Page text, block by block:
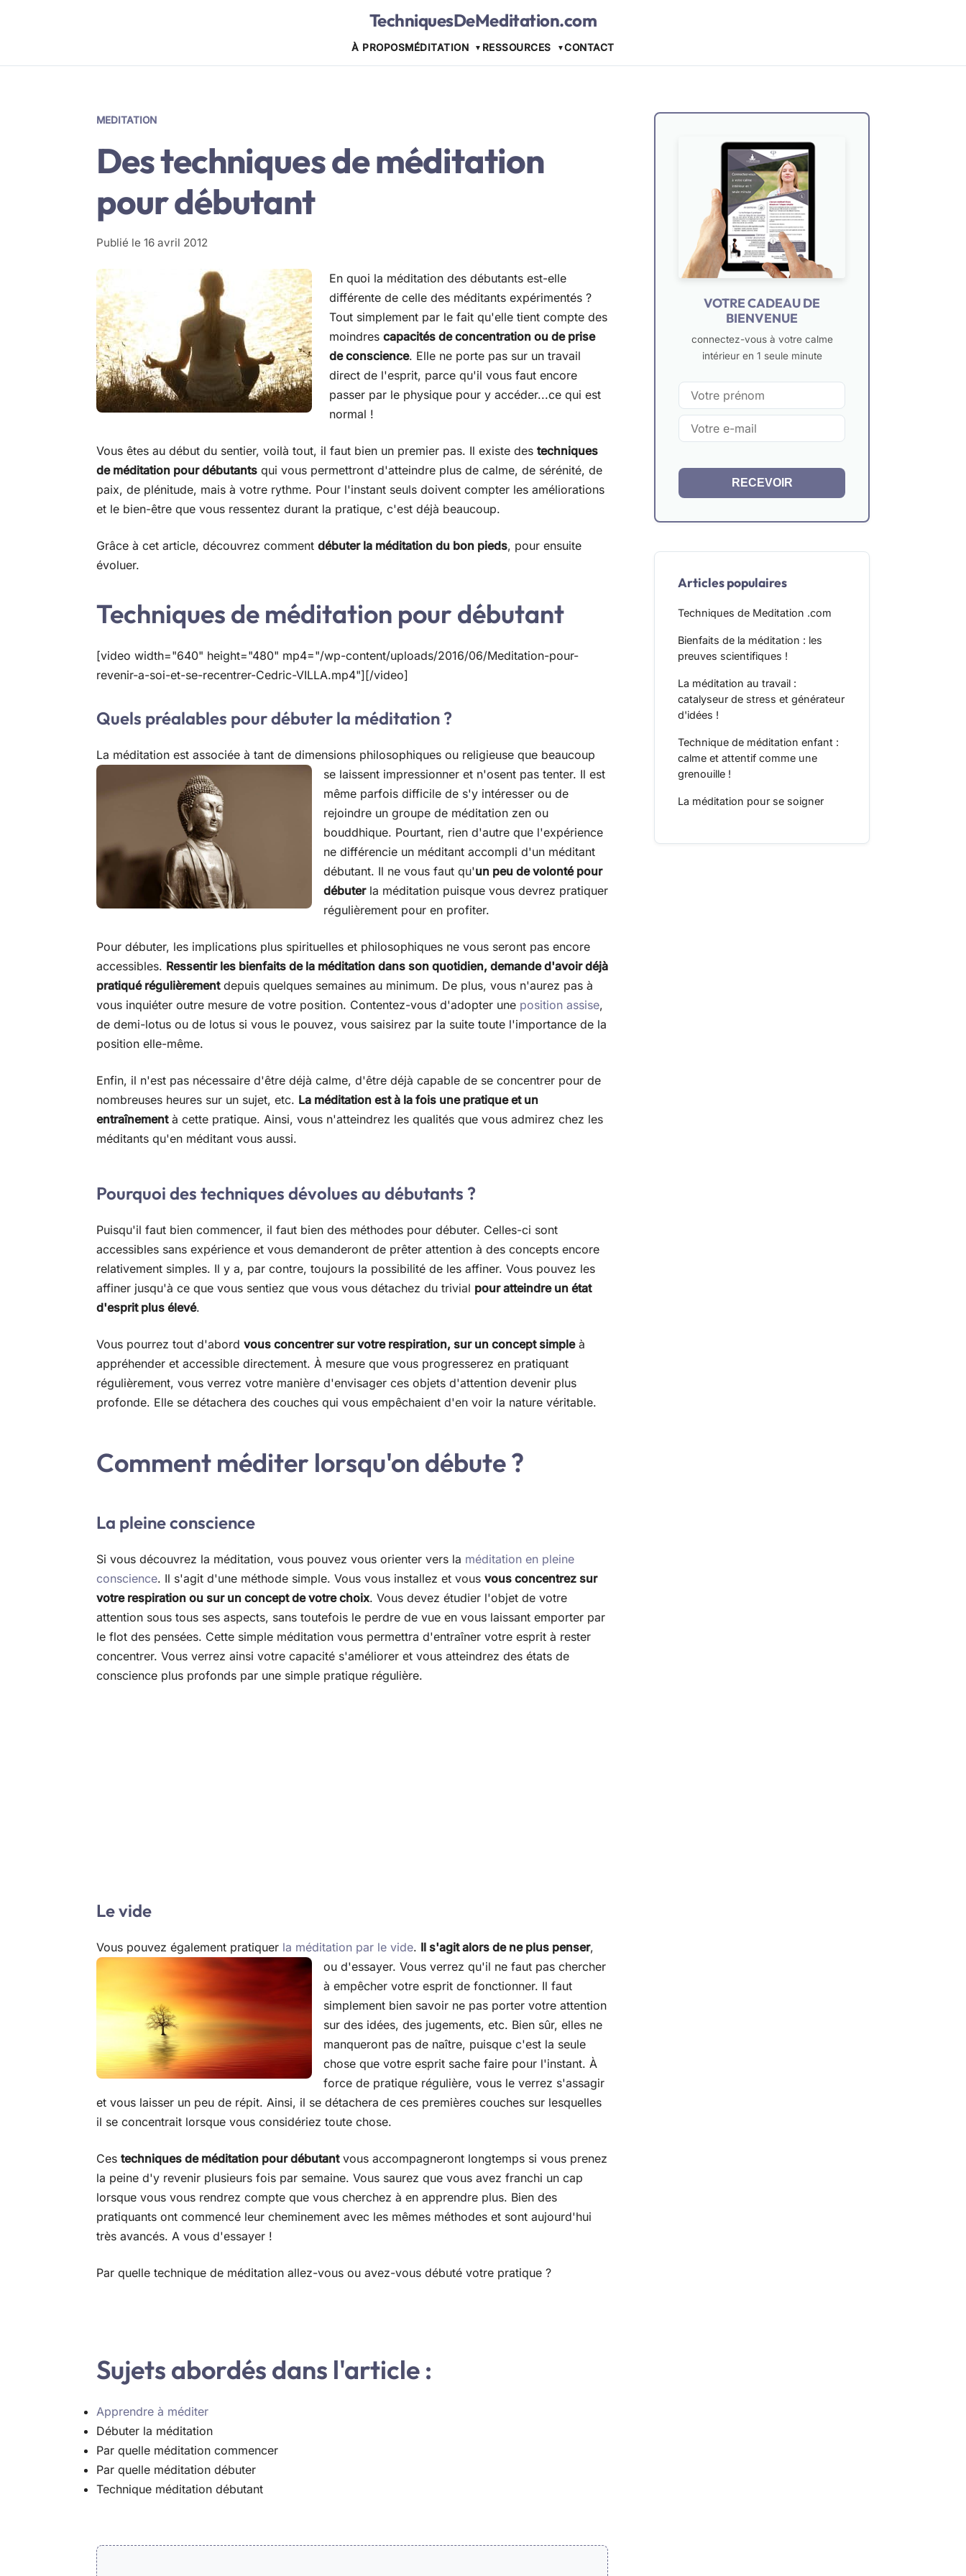
TechniquesDeMeditation.com
À PROPOSMÉDITATION RESSOURCES CONTACT
MEDITATION
Des techniques de méditation
pour débutant
Publié le 16 avril 2012
En quoi la méditation des débutants est-elle
différente de celle des méditants expérimentés ?
Tout simplement par le fait qu'elle tient compte des
moindres capacités de concentration ou de prise
de conscience. Elle ne porte pas sur un travail
direct de l'esprit, parce qu'il vous faut encore
passer par le physique pour y accéder...ce qui est
normal !
Vous êtes au début du sentier, voilà tout, il faut bien un premier pas. Il existe des techniques
de méditation pour débutants qui vous permettront d'atteindre plus de calme, de sérénité, de
paix, de plénitude, mais à votre rythme. Pour l'instant seuls doivent compter les améliorations
et le bien-être que vous ressentez durant la pratique, c'est déjà beaucoup.
Grâce à cet article, découvrez comment débuter la méditation du bon pieds, pour ensuite
évoluer.
Techniques de méditation pour débutant
[video width="640" height="480" mp4="/wp-content/uploads/2016/06/Meditation-pour-
revenir-a-soi-et-se-recentrer-Cedric-VILLA.mp4"][/video]
Quels préalables pour débuter la méditation ?
La méditation est associée à tant de dimensions philosophiques ou religieuse que beaucoup
se laissent impressionner et n'osent pas tenter. Il est
même parfois difficile de s'y intéresser ou de
rejoindre un groupe de méditation zen ou
bouddhique. Pourtant, rien d'autre que l'expérience
ne différencie un méditant accompli d'un méditant
débutant. Il ne vous faut qu'un peu de volonté pour
débuterla méditation puisque vous devrez pratiquer
régulièrement pour en profiter.
Pour débuter, les implications plus spirituelles et philosophiques ne vous seront pas encore
accessibles. Ressentir les bienfaits de la méditation dans son quotidien, demande d'avoir déjà
pratiqué régulièrementdepuis quelques semaines au minimum. De plus, vous n'aurez pas à
vous inquiéter outre mesure de votre position. Contentez-vous d'adopter une position assise,
de demi-lotus ou de lotus si vous le pouvez, vous saisirez par la suite toute l'importance de la
position elle-même.
Enfin, il n'est pas nécessaire d'être déjà calme, d'être déjà capable de se concentrer pour de
nombreuses heures sur un sujet, etc. La méditation est à la fois une pratique et un
entraînementà cette pratique. Ainsi, vous n'atteindrez les qualités que vous admirez chez les
méditants qu'en méditant vous aussi.
Pourquoi des techniques dévolues au débutants ?
Puisqu'il faut bien commencer, il faut bien des méthodes pour débuter. Celles-ci sont
accessibles sans expérience et vous demanderont de prêter attention à des concepts encore
relativement simples. Il y a, par contre, toujours la possibilité de les affiner. Vous pouvez les
affiner jusqu'à ce que vous sentiez que vous vous détachez du trivial pour atteindre un état
d'esprit plus élevé.
Vous pourrez tout d'abord vous concentrer sur votre respiration, sur un concept simpleà
appréhender et accessible directement. À mesure que vous progresserez en pratiquant
régulièrement, vous verrez votre manière d'envisager ces objets d'attention devenir plus
profonde. Elle se détachera des couches qui vous empêchaient d'en voir la nature véritable.
Comment méditer lorsqu'on débute ?
La pleine conscience
Si vous découvrez la méditation, vous pouvez vous orienter vers la méditation en pleine
conscience. Il s'agit d'une méthode simple. Vous vous installez et vous vous concentrez sur
votre respiration ou sur un concept de votre choix. Vous devez étudier l'objet de votre
attention sous tous ses aspects, sans toutefois le perdre de vue en vous laissant emporter par
le flot des pensées. Cette simple méditation vous permettra d'entraîner votre esprit à rester
concentrer. Vous verrez ainsi votre capacité s'améliorer et vous atteindrez des états de
conscience plus profonds par une simple pratique régulière.
Le vide
Vous pouvez également pratiquer la méditation par le vide. Il s'agit alors de ne plus penser,
ou d'essayer. Vous verrez qu'il ne faut pas chercher
à empêcher votre esprit de fonctionner. Il faut
simplement bien savoir ne pas porter votre attention
sur des idées, des jugements, etc. Bien sûr, elles ne
manqueront pas de naître, puisque c'est la seule
chose que votre esprit sache faire pour l'instant. À
force de pratique régulière, vous le verrez s'assagir
et vous laisser un peu de répit. Ainsi, il se détachera de ces premières couches sur lesquelles
il se concentrait lorsque vous considériez toute chose.
Ces techniques de méditation pour débutantvous accompagneront longtemps si vous prenez
la peine d'y revenir plusieurs fois par semaine. Vous saurez que vous avez franchi un cap
lorsque vous vous rendrez compte que vous cherchez à en apprendre plus. Bien des
pratiquants ont commencé leur cheminement avec les mêmes méthodes et sont aujourd'hui
très avancés. A vous d'essayer !
Par quelle technique de méditation allez-vous ou avez-vous débuté votre pratique ?
Sujets abordés dans l'article :
Apprendre à méditer
Débuter la méditation
Par quelle méditation commencer
Par quelle méditation débuter
Technique méditation débutant
VOTRE CADEAU DE
BIENVENUE
connectez-vous à votre calme
intérieur en 1 seule minute
RECEVOIR
Articles populaires
Techniques de Meditation .com
Bienfaits de la méditation : les
preuves scientifiques !
La méditation au travail :
catalyseur de stress et générateur
d'idées !
Technique de méditation enfant :
calme et attentif comme une
grenouille !
La méditation pour se soigner